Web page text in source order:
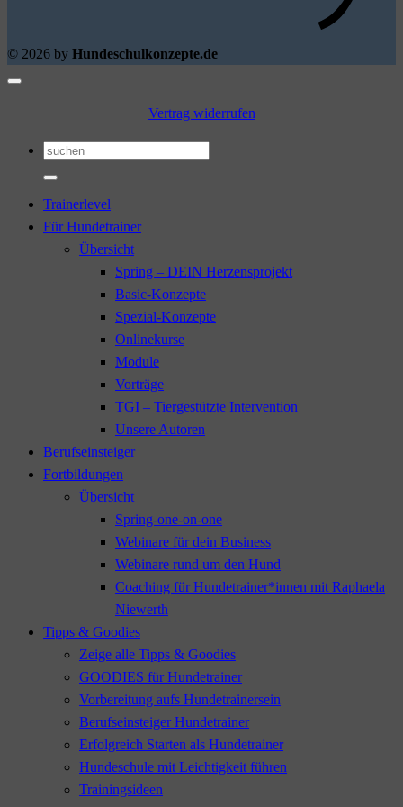
© 2026 by Hundeschulkonzepte.de
Vertrag widerrufen
Suchen
nach:
Trainerlevel
Für Hundetrainer
Übersicht
Spring – DEIN Herzensprojekt
Basic-Konzepte
Spezial-Konzepte
Onlinekurse
Module
Vorträge
TGI – Tiergestützte Intervention
Unsere Autoren
Berufseinsteiger
Fortbildungen
Übersicht
Spring-one-on-one
Webinare für dein Business
Webinare rund um den Hund
Coaching für Hundetrainer*innen mit Raphaela
Niewerth
Tipps & Goodies
Zeige alle Tipps & Goodies
GOODIES für Hundetrainer
Vorbereitung aufs Hundetrainersein
Berufseinsteiger Hundetrainer
Erfolgreich Starten als Hundetrainer
Hundeschule mit Leichtigkeit führen
Trainingsideen